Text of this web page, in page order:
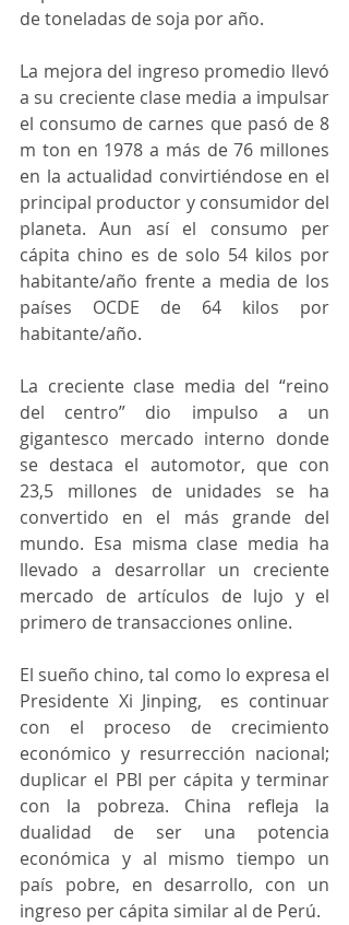
de toneladas de soja por año.
La mejora del ingreso promedio llevó
a su creciente clase media a impulsar
el consumo de carnes que pasó de 8
m ton en 1978 a más de 76 millones
en la actualidad convirtiéndose en el
principal productor y consumidor del
planeta. Aun así el consumo per
cápita chino es de solo 54 kilos por
habitante/año frente a media de los
países OCDE de 64 kilos por
habitante/año.
La creciente clase media del “reino
del centro” dio impulso a un
gigantesco mercado interno donde
se destaca el automotor, que con
23,5 millones de unidades se ha
convertido en el más grande del
mundo. Esa misma clase media ha
llevado a desarrollar un creciente
mercado de artículos de lujo y el
primero de transacciones online.
El sueño chino, tal como lo expresa el
Presidente Xi Jinping,  es continuar
con el proceso de crecimiento
económico y resurrección nacional;
duplicar el PBI per cápita y terminar
con la pobreza. China refleja la
dualidad de ser una potencia
económica y al mismo tiempo un
país pobre, en desarrollo, con un
ingreso per cápita similar al de Perú.